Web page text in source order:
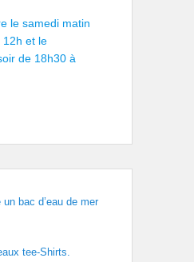
le samedi matin
12h et le
de 18h30 à
bac d’eau de mer
tee-Shirts.